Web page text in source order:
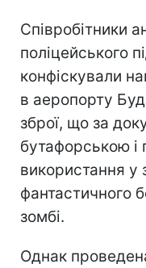
Співробітники
поліцейського
конфіскували
в аеропорту
зброї, що за
бутафорською і
використання у
фантастичного
зомбі.
Однак